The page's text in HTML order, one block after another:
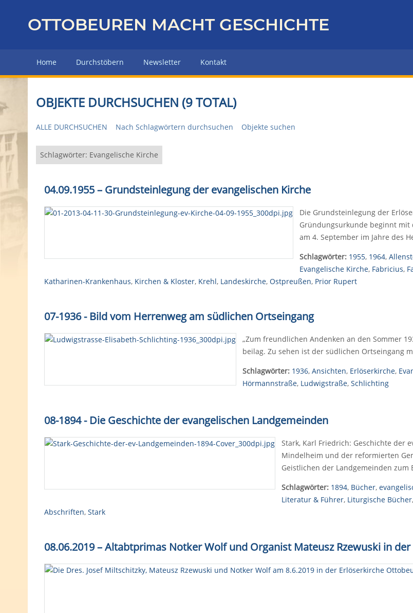
z
r
H
u
p
e
OTTOBEUREN MACHT GESCHICHTE
Home Durchstöbern Newsletter Kontakt
OBJEKTE DURCHSUCHEN (9 TOTAL)
ALLE DURCHSUCHEN Nach Schlagwörtern durchsuchen Objekte suchen
Schlagwörter: Evangelische Kirche
04.09.1955–Grundsteinlegung der evangelischen Kirche
Die Grundsteinlegung der
Gründungsurkunde beginnt mit
am 4. September im Jahre des
Schlagwörter: 1955, 1964,
Evangelische Kirche, Fabricius,
Katharinen-Krankenhaus, Kirchen & Kloster, Krehl, Landeskirche, Ostpreußen, Prior Rupert
07-1936 - Bild vom Herrenweg am südlichen Ortseingang
„Zum freundlichen Andenken an den Sommer
beilag. Zu sehen ist der südlichen Ortseingang
Schlagwörter: 1936, Ansichten, Erlöserkirche,
Hörmannstraße, Ludwigstraße, Schlichting
08-1894 - Die Geschichte der evangelischen Landgemeinden
Stark, Karl Friedrich: Geschichte der
Mindelheim und der reformierten
Geistlichen der Landgemeinden zum
Schlagwörter: 1894, Bücher,
Literatur & Führer, Liturgische Bücher,
Abschriften, Stark
08.06.2019 – Altabtprimas Notker Wolf und Organist Mateusz Rzewuski in